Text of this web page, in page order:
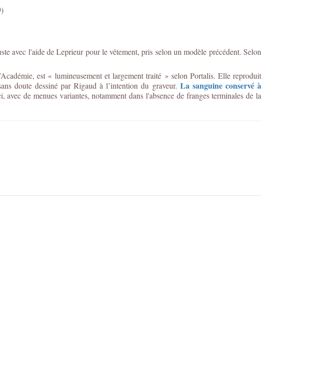
avec l'aide de Leprieur pour le vêtement, pris selon un modèle précédent. Selon
est « lumineusement et largement traité » selon Portalis. Elle reproduit
doute dessiné par Rigaud à l’intention du graveur. La sanguine conservé à
de menues variantes, notamment dans l'absence de franges terminales de la